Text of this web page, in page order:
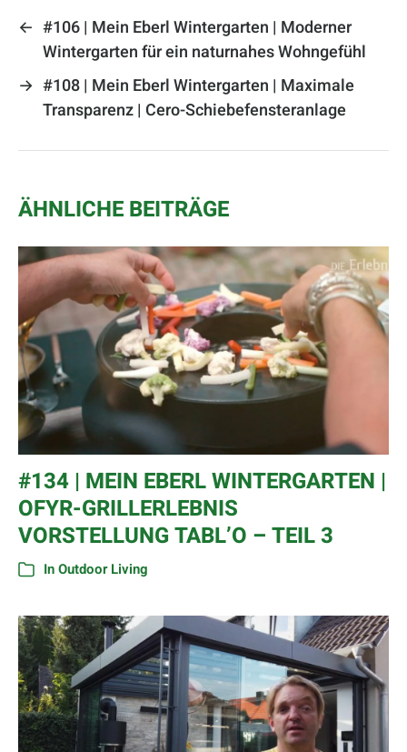
← #106 | Mein Eberl Wintergarten | Moderner
Wintergarten für ein naturnahes Wohngefühl
→ #108 | Mein Eberl Wintergarten | Maximale
Transparenz | Cero-Schiebefensteranlage
ÄHNLICHE BEITRÄGE
#134 | MEIN EBERL WINTERGARTEN |
OFYR-GRILLERLEBNIS
VORSTELLUNG TABL’O – TEIL 3
InOutdoor Living